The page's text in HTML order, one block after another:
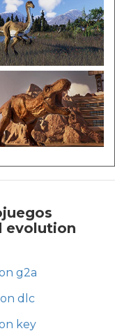
evolution
g2a
dlc
key